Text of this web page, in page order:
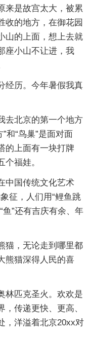
来是故宫太大，被累
收的地方，在御花园
山的上面，想上去就
座小山不让进，我
经历。今年暑假我真
去北京的第一个地方
和“鸟巢”是面对面
的上面有一块打牌
福娃。
中国传统文化艺术
征，人们用“鲤鱼跳
”还有吉庆有余、年
猫，无论走到哪里都
熊猫深得人民的喜
林匹克圣火。欢欢是
传递更快、更高、
，洋溢着北京20xx对